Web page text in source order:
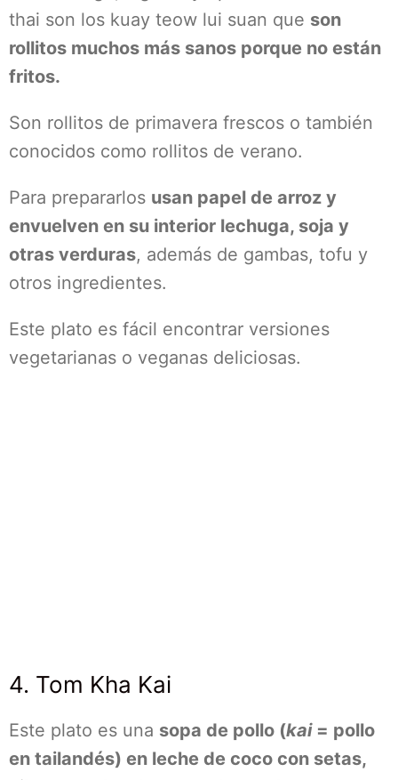
thai son los kuay teow lui suan que son
rollitos muchos más sanos porque no están
fritos.
Son rollitos de primavera frescos o también
conocidos como rollitos de verano.
Para prepararlos usan papel de arroz y
envuelven en su interior lechuga, soja y
otras verduras, además de gambas, tofu y
otros ingredientes.
Este plato es fácil encontrar versiones
vegetarianas o veganas deliciosas.
4. Tom Kha Kai
Este plato es una sopa de pollo (kai= pollo
en tailandés) en leche de coco con setas,